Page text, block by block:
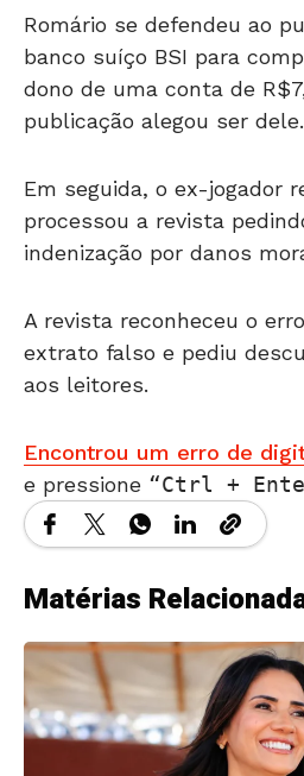
Romário se defendeu ao
banco suíço BSI para
dono de uma conta de
publicação alegou ser dele.
Em seguida, o ex-jogador
processou a revista
indenização por danos
A revista reconheceu o
extrato falso e pediu
aos leitores.
Encontrou um erro de
e pressione
Ctrl +
Matérias